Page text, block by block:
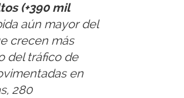
(+390 mil
aún mayor del
crecen más
del tráfico de
en
280